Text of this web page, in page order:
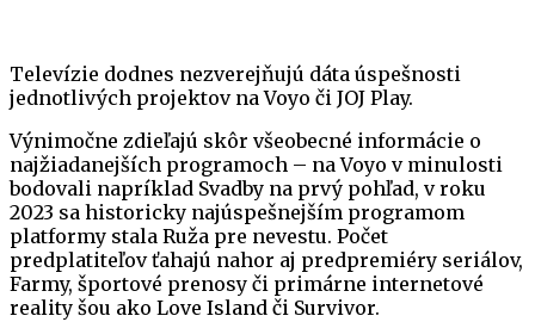
Televízie dodnes nezverejňujú dáta úspešnosti
jednotlivých projektov na Voyo či JOJ Play.
Výnimočne zdieľajú skôr všeobecné informácie o
najžiadanejších programoch – na Voyo v minulosti
bodovali napríklad Svadby na prvý pohľad, v roku
2023 sa historicky najúspešnejším programom
platformy stala Ruža pre nevestu. Počet
predplatiteľov ťahajú nahor aj predpremiéry seriálov,
Farmy, športové prenosy či primárne internetové
reality šou ako Love Island či Survivor.